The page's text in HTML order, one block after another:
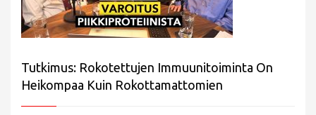
Tutkimus: Rokotettujen Immuunitoiminta On
Heikompaa Kuin Rokottamattomien